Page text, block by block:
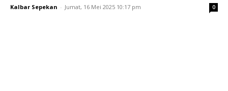
Kalbar Sepekan - Jumat, 16 Mei 2025 10:17 pm 0